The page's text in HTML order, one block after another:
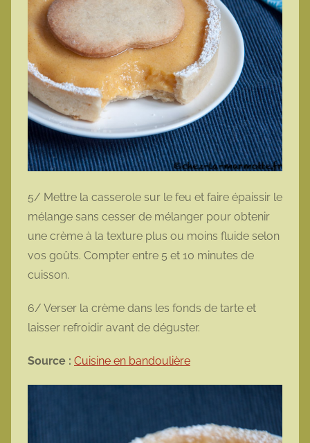
5/ Mettre la casserole sur le feu et faire épaissir le
mélange sans cesser de mélanger pour obtenir
une crème à la texture plus ou moins fluide selon
vos goûts. Compter entre 5 et 10 minutes de
cuisson.
6/ Verser la crème dans les fonds de tarte et
laisser refroidir avant de déguster.
Source : Cuisine en bandoulière